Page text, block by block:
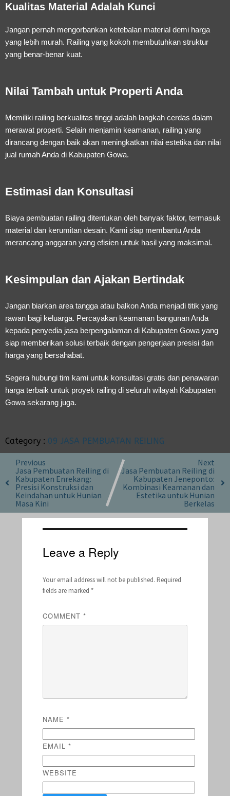
Kualitas Material Adalah Kunci
Jangan pernah mengorbankan ketebalan material demi harga
yang lebih murah. Railing yang kokoh membutuhkan struktur
yang benar-benar kuat.
Nilai Tambah untuk Properti Anda
Memiliki railing berkualitas tinggi adalah langkah cerdas dalam
merawat properti. Selain menjamin keamanan, railing yang
dirancang dengan baik akan meningkatkan nilai estetika dan nilai
jual rumah Anda di Kabupaten Gowa.
Estimasi dan Konsultasi
Biaya pembuatan railing ditentukan oleh banyak faktor, termasuk
material dan kerumitan desain. Kami siap membantu Anda
merancang anggaran yang efisien untuk hasil yang maksimal.
Kesimpulan dan Ajakan Bertindak
Jangan biarkan area tangga atau balkon Anda menjadi titik yang
rawan bagi keluarga. Percayakan keamanan bangunan Anda
kepada penyedia jasa berpengalaman di Kabupaten Gowa yang
siap memberikan solusi terbaik dengan pengerjaan presisi dan
harga yang bersahabat.
Segera hubungi tim kami untuk konsultasi gratis dan penawaran
harga terbaik untuk proyek railing di seluruh wilayah Kabupaten
Gowa sekarang juga.
Category : 09 JASA PEMBUATAN REILING
Previous
Jasa Pembuatan Reiling di
Kabupaten Enrekang:
Presisi Konstruksi dan
Keindahan untuk Hunian
Masa Kini
Next
Jasa Pembuatan Reiling di
Kabupaten Jeneponto:
Kombinasi Keamanan dan
Estetika untuk Hunian
Berkelas
Leave a Reply
Your email address will not be published. Required
fields are marked *
COMMENT *
NAME *
EMAIL *
WEBSITE